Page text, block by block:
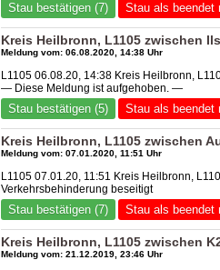
Stau bestätigen (7) Stau als beendet
Kreis Heilbronn, L1105 zwischen
Meldung vom: 06.08.2020, 14:38 Uhr
L1105 06.08.20, 14:38 Kreis Heilbronn,
— Diese Meldung ist aufgehoben. —
Stau bestätigen (5) Stau als beendet
Kreis Heilbronn, L1105 zwischen
Meldung vom: 07.01.2020, 11:51 Uhr
L1105 07.01.20, 11:51 Kreis Heilbronn,
Verkehrsbehinderung beseitigt
Stau bestätigen (7) Stau als beendet
Kreis Heilbronn, L1105 zwischen
Meldung vom: 21.12.2019, 23:46 Uhr